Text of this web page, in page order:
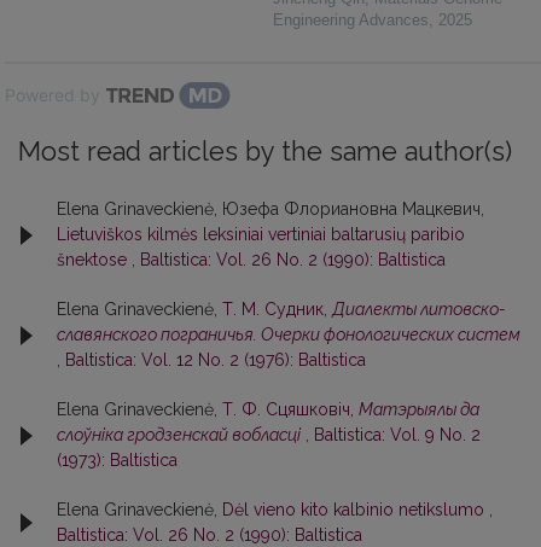
Engineering Advances, 2025
Powered by
Most read articles by the same author(s)
Elena Grinaveckienė, Юзефа Флориановна Мацкевич,
Lietuviškos kilmės leksiniai vertiniai baltarusių paribio
šnektose
Baltistica: Vol. 26 No. 2 (1990): Baltistica
Elena Grinaveckienė, Т. М. Судник, Диалекты литовско-
славянского пограничья. Очерки фонологических систем
Baltistica: Vol. 12 No. 2 (1976): Baltistica
Elena Grinaveckienė, Т. Ф. Сцяшковіч, Матэрыялы да
слоўніка гродзенскай вобласці
Baltistica: Vol. 9 No. 2
(1973): Baltistica
Elena Grinaveckienė, Dėl vieno kito kalbinio netikslumo
Baltistica: Vol. 26 No. 2 (1990): Baltistica